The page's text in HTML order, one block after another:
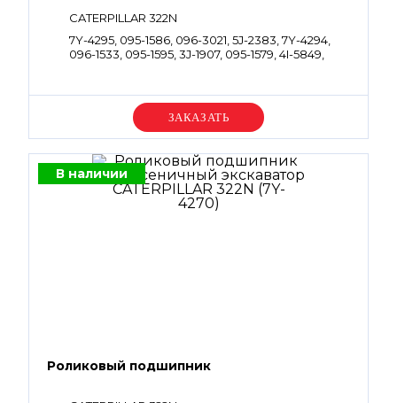
CATERPILLAR 322N
7Y-4295, 095-1586, 096-3021, 5J-2383, 7Y-4294,
096-1533, 095-1595, 3J-1907, 095-1579, 4I-5849,
Уточняйте цену
В наличии
Роликовый подшипник